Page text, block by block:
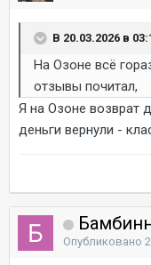
В 20.03.2026 в
На Озоне всё
отзывы почитал,
Я на Озоне возврат
деньги вернули -
Опубликовано